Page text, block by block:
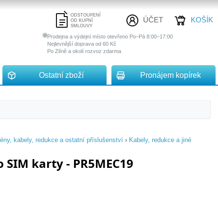
ODSTOUPENÍ
OD KUPNÍ
SMLOUVY
ÚČET KOŠÍK
Prodejna a výdejní místo otevřeno Po–Pá 8:00–17:00
Nejlevnější doprava od 60 Kč
Po Zlíně a okolí rozvoz zdarma
Ostatní zboží Pronájem kopírek
kabely, redukce a ostatní příslušenství › Kabely, redukce a jiné
karty - PR5MEC19